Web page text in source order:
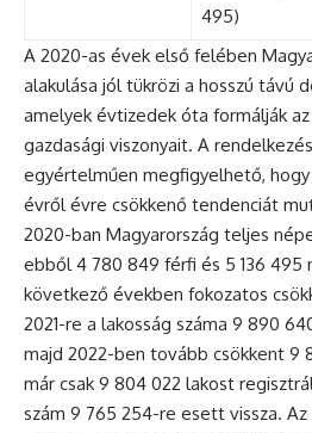
495)
A 2020-as évek első felében
alakulása jól tükrözi a hosszú távú
amelyek évtizedek óta formálják
gazdasági viszonyait. A
egyértelműen megfigyelhető,
évről évre csökkenő tendenciát
2020-ban Magyarország teljes
ebből 4 780 849 férfi és 5 136 495
következő években fokozatos
2021-re a lakosság száma 9 890
majd 2022-ben tovább csökkent 9
már csak 9 804 022 lakost
szám 9 765 254-re esett vissza.